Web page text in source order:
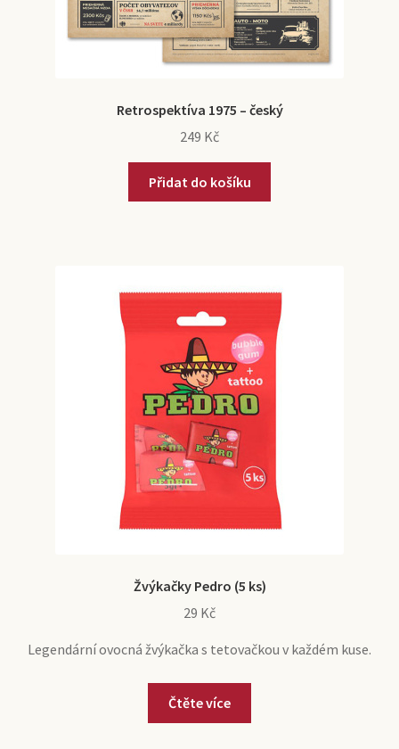
Retrospektíva 1975 – český
249 Kč
Přidat do košíku
Žvýkačky Pedro (5 ks)
29 Kč
Legendární ovocná žvýkačka s tetovačkou v každém kuse.
Čtěte více